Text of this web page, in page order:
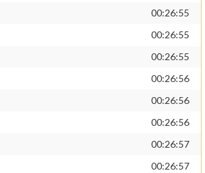
00:26:55
00:26:55
00:26:55
00:26:56
00:26:56
00:26:56
00:26:57
00:26:57